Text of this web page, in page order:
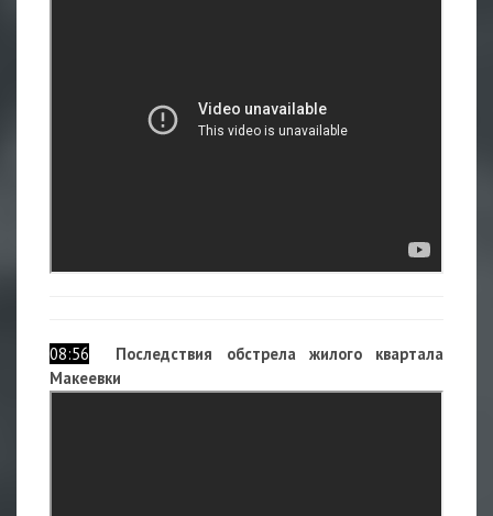
08:56
Последствия обстрела жилого квартала
Макеевки